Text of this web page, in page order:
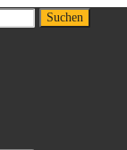
Suchen